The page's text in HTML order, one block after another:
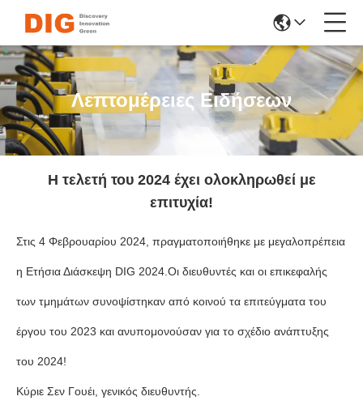
Λεπτομέρειες Ειδήσεων
Η τελετή του 2024 έχει ολοκληρωθεί με
επιτυχία!
Στις 4 Φεβρουαρίου 2024, πραγματοποιήθηκε με μεγαλοπρέπεια
η Ετήσια Διάσκεψη DIG 2024.Οι διευθυντές και οι επικεφαλής
των τμημάτων συνοψίστηκαν από κοινού τα επιτεύγματα του
έργου του 2023 και ανυπομονούσαν για το σχέδιο ανάπτυξης
του 2024!
Κύριε Σεν Γουέι, γενικός διευθυντής.